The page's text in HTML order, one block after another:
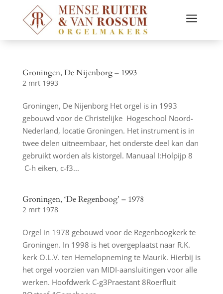
a
Groningen, De Nijenborg – 1993
2 mrt 1993
Groningen, De Nijenborg Het orgel is in 1993
gebouwd voor de Christelijke Hogeschool Noord-
Nederland, locatie Groningen. Het instrument is in
twee delen uitneembaar, het onderste deel kan dan
gebruikt worden als kistorgel. Manuaal I:Holpijp 8
C-h eiken, c-f3...
Groningen, ‘De Regenboog’ – 1978
2 mrt 1978
Orgel in 1978 gebouwd voor de Regenboogkerk te
Groningen. In 1998 is het overgeplaatst naar R.K.
kerk O.L.V. ten Hemelopneming te Maurik. Hierbij is
het orgel voorzien van MIDI-aansluitingen voor alle
werken. Hoofdwerk C-g3Praestant 8Roerfluit